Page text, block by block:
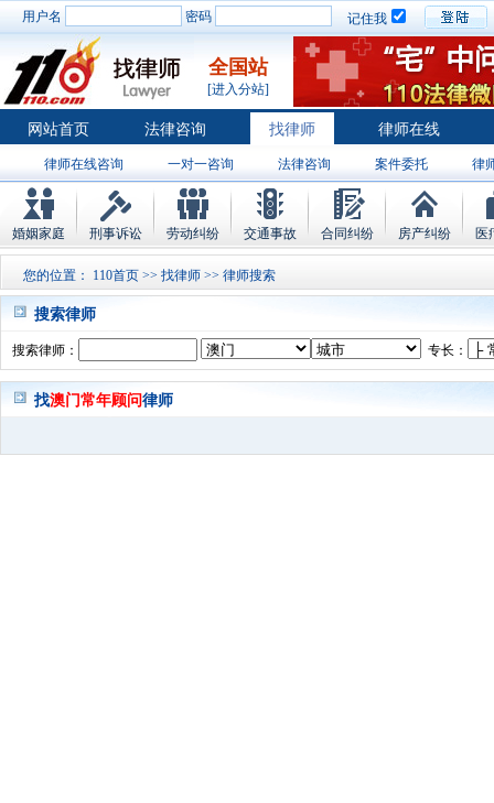
用户名 密码 记住我
全国站
[进入分站]
网站首页 法律咨询 找律师 律师在线
律师在线咨询 一对一咨询 法律咨询 案件委托 律
婚姻家庭 刑事诉讼 劳动纠纷 交通事故 合同纠纷 房产纠纷 医
您的位置： 110首页 >> 找律师 >> 律师搜索
搜索律师
搜索律师： 专长：
找澳门常年顾问律师